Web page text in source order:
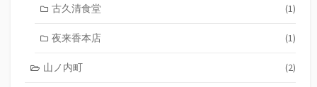
古久清食堂 (1)
夜来香本店 (1)
山ノ内町 (2)